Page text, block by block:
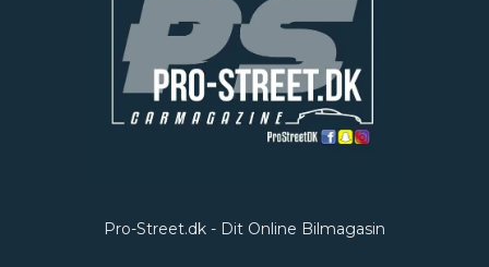
Pro-Street.dk - Dit Online Bilmagasin